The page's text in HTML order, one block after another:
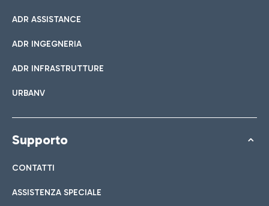
ADR ASSISTANCE
ADR INGEGNERIA
ADR INFRASTRUTTURE
URBANV
Supporto
CONTATTI
ASSISTENZA SPECIALE